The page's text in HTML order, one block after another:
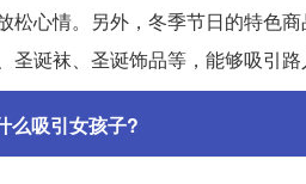
松心情。另外，冬季节日的特色
圣诞袜、圣诞饰品等，能够吸引路
么吸引女孩子?